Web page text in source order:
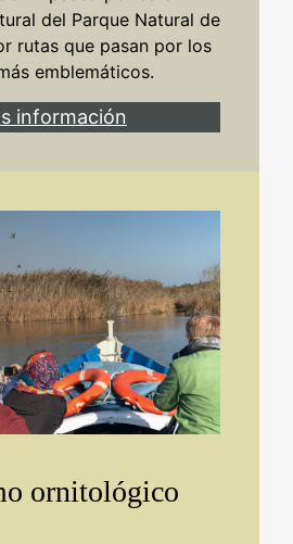
del Parque Natural de
rutas que pasan por los
emblemáticos.
información
ornitológico